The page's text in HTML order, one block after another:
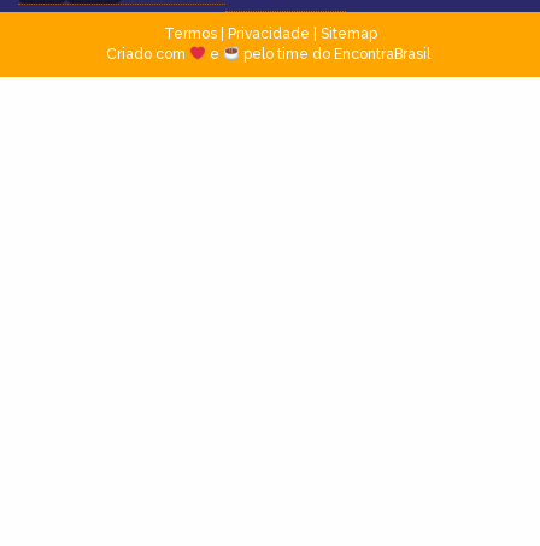
Termos| Privacidade
Sitemap
Criado com
e pelo time do EncontraBrasil